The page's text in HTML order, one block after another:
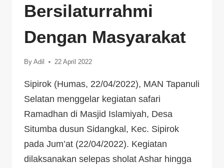
Bersilaturrahmi
Dengan Masyarakat
By Adil 22 April 2022
Sipirok (Humas, 22/04/2022), MAN Tapanuli
Selatan menggelar kegiatan safari
Ramadhan di Masjid Islamiyah, Desa
Situmba dusun Sidangkal, Kec. Sipirok
pada Jum’at (22/04/2022). Kegiatan
dilaksanakan selepas sholat Ashar hingga